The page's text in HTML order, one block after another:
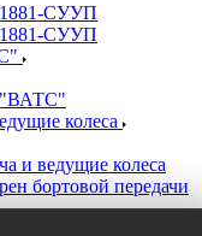
1881-СУУП
1881-СУУП
"ВАТС"
колеса
и ведущие колеса
бортовой передачи